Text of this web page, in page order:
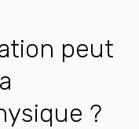
peut
?